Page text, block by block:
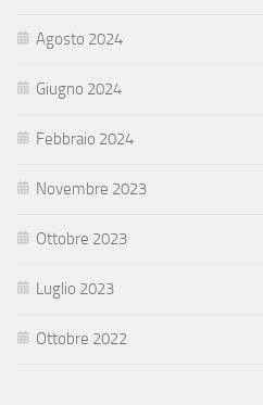
Agosto 2024
Giugno 2024
Febbraio 2024
Novembre 2023
Ottobre 2023
Luglio 2023
Ottobre 2022